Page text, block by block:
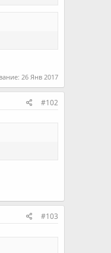
26 Янв 2017
#102
#103